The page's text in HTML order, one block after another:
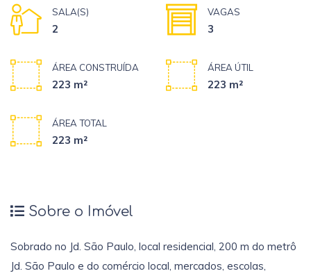
SALA(S)
2
VAGAS
3
ÁREA CONSTRUÍDA
223 m²
ÁREA ÚTIL
223 m²
ÁREA TOTAL
223 m²
Sobre o Imóvel
Sobrado no Jd. São Paulo, local residencial, 200 m do metrô
Jd. São Paulo e do comércio local, mercados, escolas,